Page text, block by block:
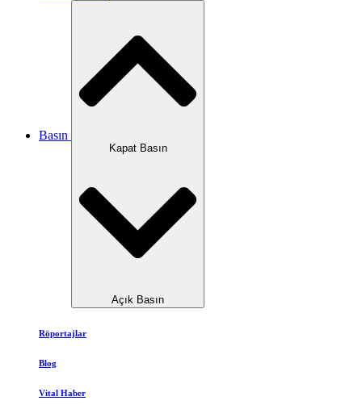
Basın
Kapat Basın
Açık Basın
Röportajlar
Blog
Vital Haber